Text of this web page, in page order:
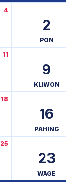
4
2
PON
11
9
KLIWON
18
16
PAHING
25
23
WAGE